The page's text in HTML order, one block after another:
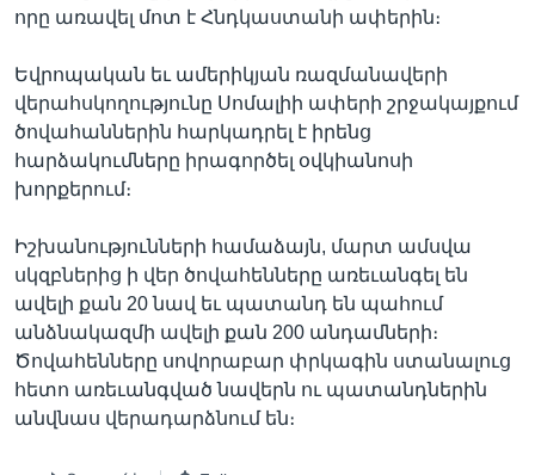
Լեզուներ
որը առավել մոտ է Հնդկաստանի ափերին։
Եվրոպական եւ ամերիկյան ռազմանավերի
վերահսկողությունը Սոմալիի ափերի շրջակայքում
ծովահաններին հարկադրել է իրենց
հարձակումները իրագործել օվկիանոսի
խորքերում։
Իշխանությունների համաձայն, մարտ ամսվա
սկզբներից ի վեր ծովահենները առեւանգել են
ավելի քան 20 նավ եւ պատանդ են պահում
անձնակազմի ավելի քան 200 անդամների։
Ծովահենները սովորաբար փրկագին ստանալուց
հետո առեւանգված նավերն ու պատանդներին
անվնաս վերադարձնում են։